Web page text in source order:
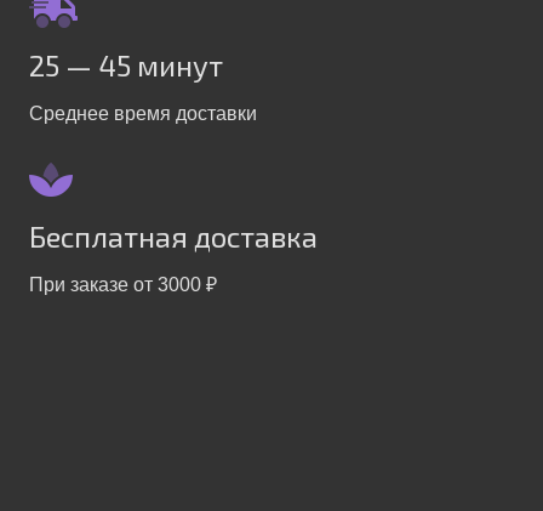
25 — 45 минут
Среднее время доставки
Бесплатная доставка
При заказе от 3000 ₽